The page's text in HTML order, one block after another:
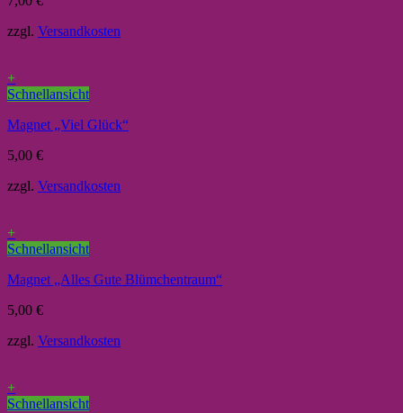
zzgl. Versandkosten
+
Schnellansicht
Magnet „Viel Glück“
5,00 €
zzgl. Versandkosten
+
Schnellansicht
Magnet „Alles Gute Blümchentraum“
5,00 €
zzgl. Versandkosten
+
Schnellansicht